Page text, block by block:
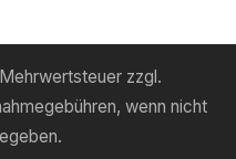
zzgl.
wenn nicht